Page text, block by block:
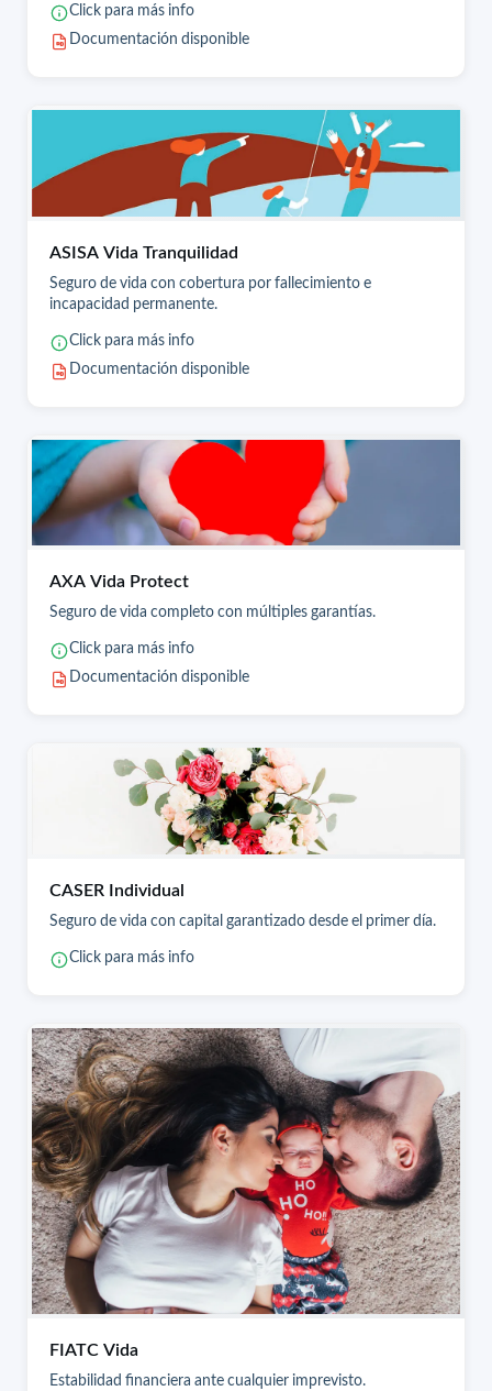
Click para más info
Documentación disponible
ASISA Vida Tranquilidad
Seguro de vida con cobertura por fallecimiento e
incapacidad permanente.
Click para más info
Documentación disponible
AXA Vida Protect
Seguro de vida completo con múltiples garantías.
Click para más info
Documentación disponible
CASER Individual
Seguro de vida con capital garantizado desde el primer día.
Click para más info
FIATC Vida
Estabilidad financiera ante cualquier imprevisto.